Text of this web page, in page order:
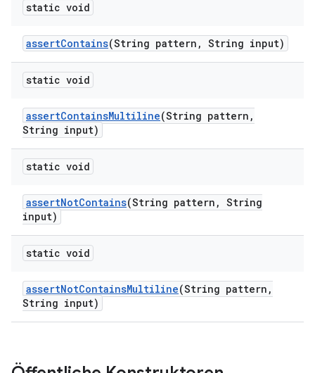
static void
assertContains(String pattern , String input)
static void
assertContainsMultiline(String pattern ,
String input)
static void
assertNotContains(String pattern , String
input)
static void
assertNotContainsMultiline(String pattern ,
String input)